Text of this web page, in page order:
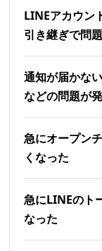
LINEアカウン
引き継ぎで問
通知が届かな
などの問題が
急にオープン
くなった
急にLINEのト
なった